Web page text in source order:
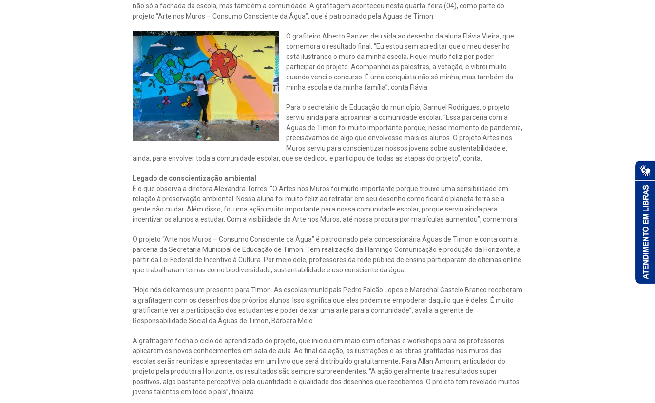
não só a fachada da escola, mas também a comunidade. A grafitagem aconteceu nesta quarta-feira (04), como parte do
projeto “Arte nos Muros – Consumo Consciente da Água”, que é patrocinado pela Águas de Timon.
O grafiteiro Alberto Panzer deu vida ao desenho da aluna Flávia Vieira, que
comemora o resultado final. “Eu estou sem acreditar que o meu desenho
está ilustrando o muro da minha escola. Fiquei muito feliz por poder
participar do projeto. Acompanhei as palestras, a votação, e vibrei muito
quando venci o concurso. É uma conquista não só minha, mas também da
minha escola e da minha família”, conta Flávia.
Para o secretário de Educação do município, Samuel Rodrigues, o projeto
serviu ainda para aproximar a comunidade escolar. “Essa parceria com a
Águas de Timon foi muito importante porque, nesse momento de pandemia,
precisávamos de algo que envolvesse mais os alunos. O projeto Artes nos
Muros serviu para conscientizar nossos jovens sobre sustentabilidade e,
ainda, para envolver toda a comunidade escolar, que se dedicou e participou de todas as etapas do projeto”, conta.
Legado de conscientização ambiental
É o que observa a diretora Alexandra Torres. “O Artes nos Muros foi muito importante porque trouxe uma sensibilidade em
relação à preservação ambiental. Nossa aluna foi muito feliz ao retratar em seu desenho como ficará o planeta terra se a
gente não cuidar. Além disso, foi uma ação muito importante para nossa comunidade escolar, porque serviu ainda para
incentivar os alunos a estudar. Com a visibilidade do Arte nos Muros, até nossa procura por matrículas aumentou”, comemora.
O projeto “Arte nos Muros – Consumo Consciente da Água” é patrocinado pela concessionária Águas de Timon e conta com a
parceria da Secretaria Municipal de Educação de Timon. Tem realização da Flamingo Comunicação e produção da Horizonte, a
partir da Lei Federal de Incentivo à Cultura. Por meio dele, professores da rede pública de ensino participaram de oficinas online
que trabalharam temas como biodiversidade, sustentabilidade e uso consciente da água.
“Hoje nós deixamos um presente para Timon. As escolas municipais Pedro Falcão Lopes e Marechal Castelo Branco receberam
a grafitagem com os desenhos dos próprios alunos. Isso significa que eles podem se empoderar daquilo que é deles. É muito
gratificante ver a participação dos estudantes e poder deixar uma arte para a comunidade”, avalia a gerente de
Responsabilidade Social da Águas de Timon, Bárbara Melo.
A grafitagem fecha o ciclo de aprendizado do projeto, que iniciou em maio com oficinas e workshops para os professores
aplicarem os novos conhecimentos em sala de aula. Ao final da ação, as ilustrações e as obras grafitadas nos muros das
escolas serão reunidas e apresentadas em um livro que será distribuído gratuitamente. Para Allan Amorim, articulador do
projeto pela produtora Horizonte, os resultados são sempre surpreendentes. “A ação geralmente traz resultados super
positivos, algo bastante perceptível pela quantidade e qualidade dos desenhos que recebemos. O projeto tem revelado muitos
jovens talentos em todo o país”, finaliza.